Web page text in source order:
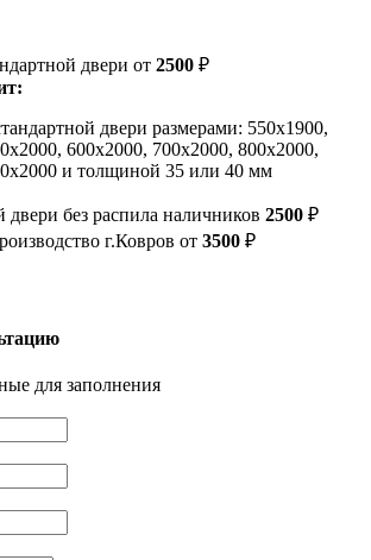
двери от 2500 ₽
двери размерами: 550х1900,
600х2000, 700х2000, 800х2000,
и толщиной 35 или 40 мм
двери без распила наличников 2500 ₽
г.Ковров от 3500 ₽
для заполнения